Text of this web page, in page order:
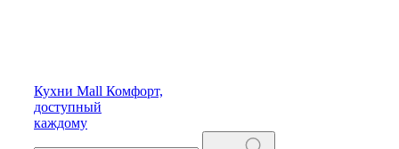
Кухни Mall Комфорт,
доступный
каждому